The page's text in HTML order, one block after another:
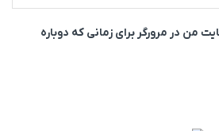
من در مرورگر برای زمانی که دوباره